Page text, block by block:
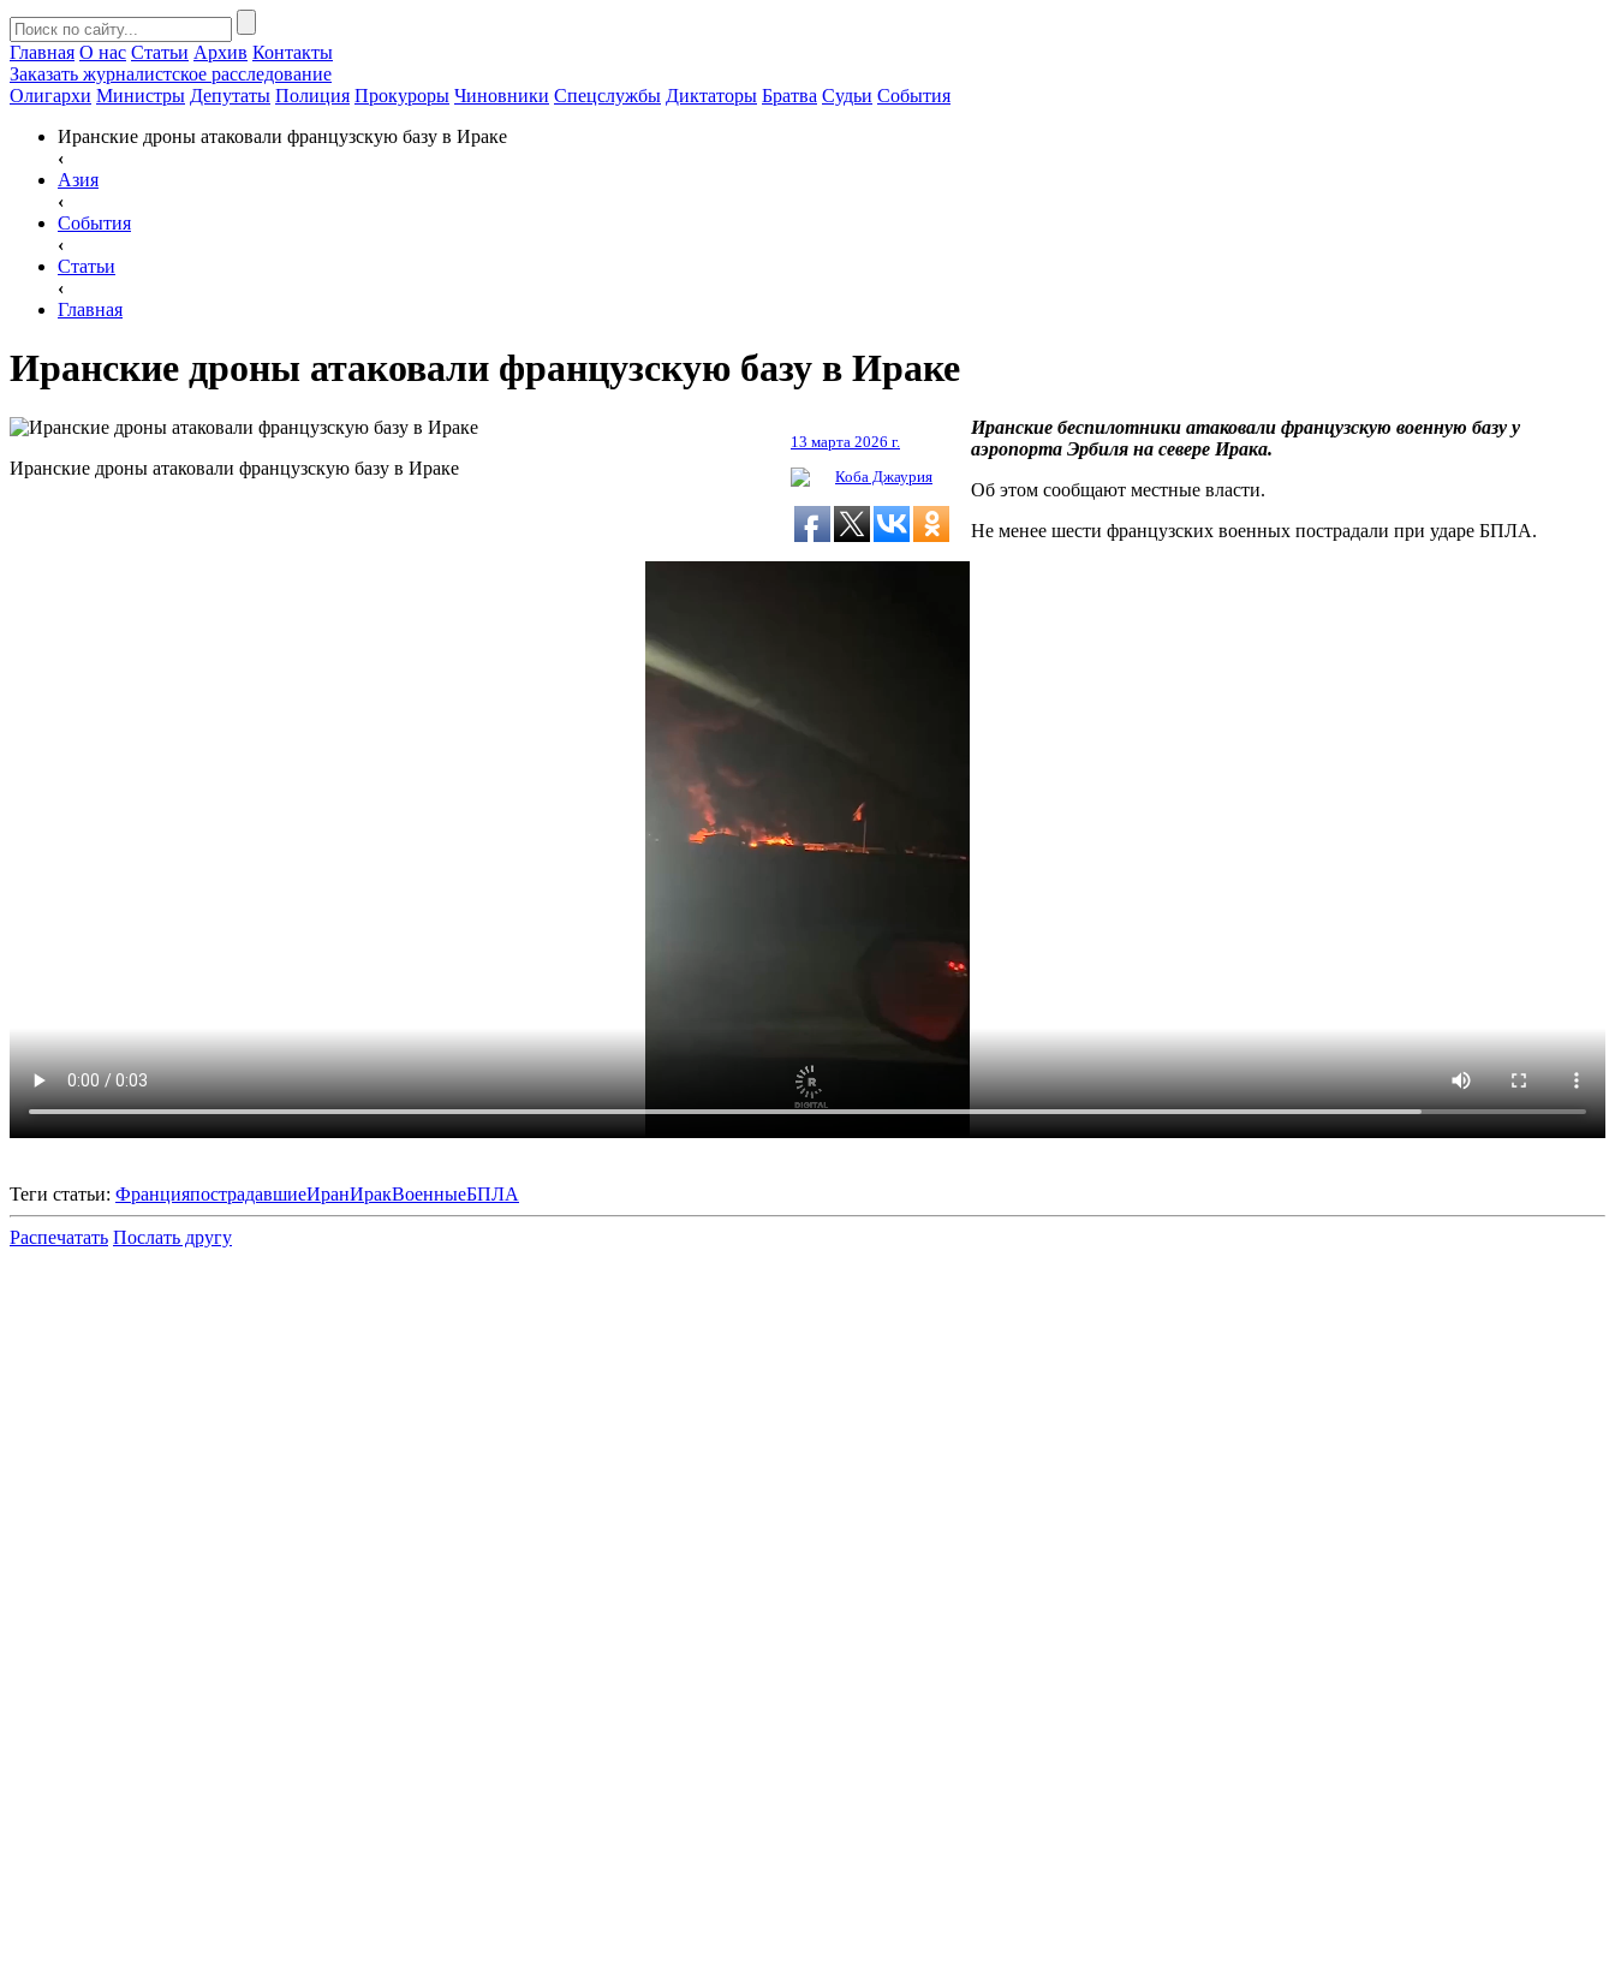
Главная О нас Статьи Архив Контакты
Заказать журналистское расследование
Олигархи Министры Депутаты Полиция Прокуроры Чиновники Спецслужбы Диктаторы Братва Судьи События
Иранские дроны атаковали французскую базу в Ираке
‹
Азия
‹
События
‹
Статьи
‹
Главная
Иранские дроны атаковали французскую базу в Ираке
Иранские дроны атаковали французскую базу в Ираке
13 марта 2026 г.
Коба Джаурия
Иранские беспилотники атаковали французскую военную базу у
аэропорта Эрбиля на севере Ирака.
Об этом сообщают местные власти.
Не менее шести французских военных пострадали при ударе БПЛА.
Теги статьи: ФранцияпострадавшиеИранИракВоенныеБПЛА
Распечатать Послать другу